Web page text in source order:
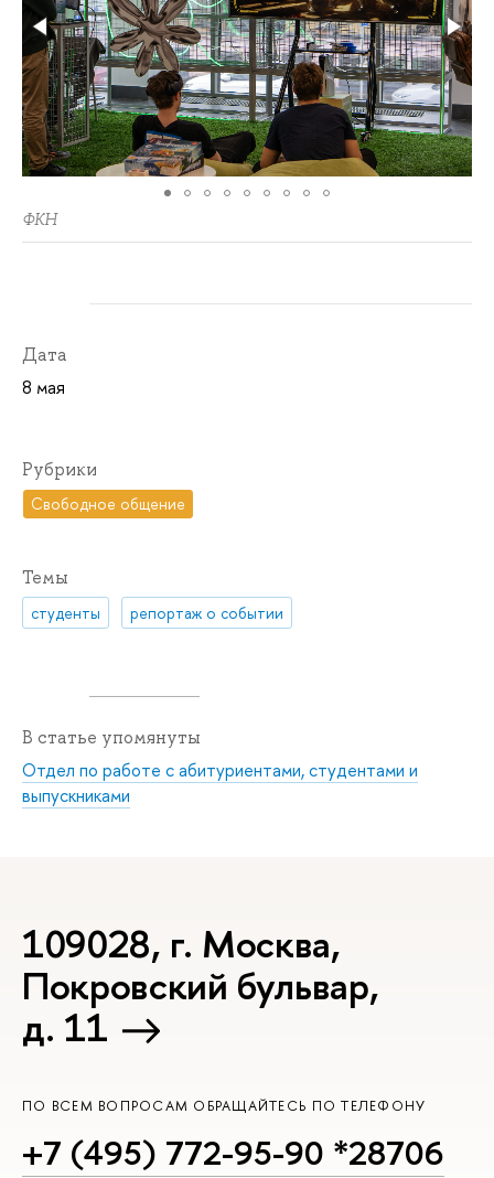
ФКН
Дата
8 мая
Рубрики
Свободное общение
Темы
студенты репортаж о событии
В статье упомянуты
Отдел по работе с абитуриентами, студентами и
выпускниками
109028, г. Москва,
Покровский бульвар,
д. 11
ПО ВСЕМ ВОПРОСАМ ОБРАЩАЙТЕСЬ ПО ТЕЛЕФОНУ
+7 (495) 772-95-90 *28706